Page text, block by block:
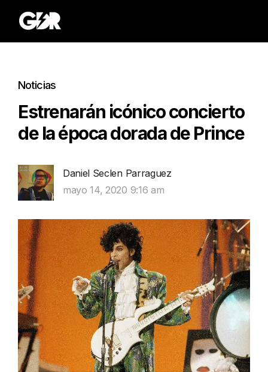
Noticias
Estrenarán icónico concierto
de la época dorada de Prince
Daniel Seclen Parraguez
mayo 14, 2020 9:16 am